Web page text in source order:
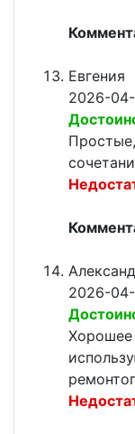
Евгения
2026-
2026-
Хорошее